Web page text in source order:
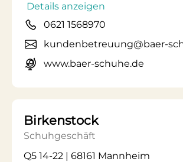
Details anzeigen
0621 1568970
kundenbetreuung@baer-
www.baer-schuhe.de
Birkenstock
Schuhgeschäft
Q5 14-22 | 68161 Mannheim